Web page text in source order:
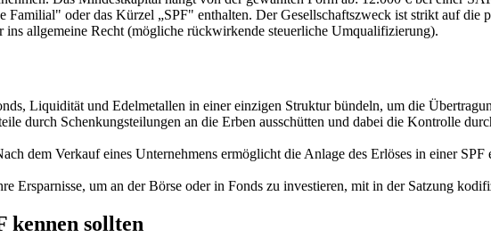
Familial" oder das Kürzel „SPF" enthalten. Der Gesellschaftszweck ist strikt auf die
allgemeine Recht (mögliche rückwirkende steuerliche Umqualifizierung).
Liquidität und Edelmetallen in einer einzigen Struktur bündeln, um die
durch Schenkungsteilungen an die Erben ausschütten und dabei die Kontrolle
dem Verkauf eines Unternehmens ermöglicht die Anlage des Erlöses in einer
Ersparnisse, um an der Börse oder in Fonds zu investieren, mit in der Satzung
kennen sollten